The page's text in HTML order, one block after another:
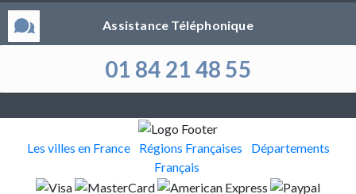
Assistance Téléphonique
01 84 21 48 55
Les villes en France Régions Françaises
Départements
Français